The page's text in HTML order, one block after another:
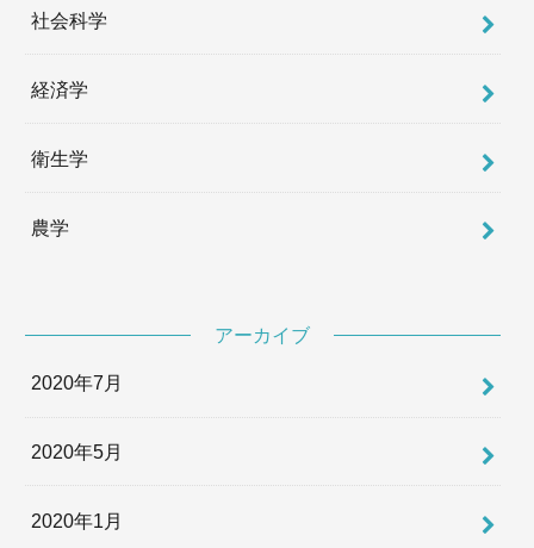
社会科学
経済学
衛生学
農学
アーカイブ
2020年7月
2020年5月
2020年1月